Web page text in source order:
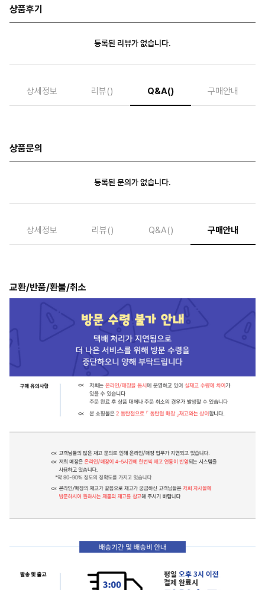
상품후기
등록된 리뷰가 없습니다.
상세정보 리뷰() Q&A() 구매안내
상품문의
등록된 문의가 없습니다.
상세정보 리뷰() Q&A() 구매안내
교환/반품/환불/취소